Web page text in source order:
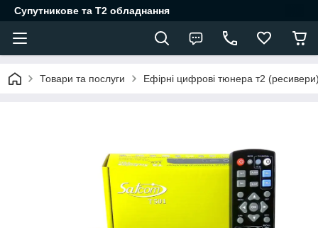
Супутникове та Т2 обладнання
Товари та послуги Ефірні цифрові тюнера т2